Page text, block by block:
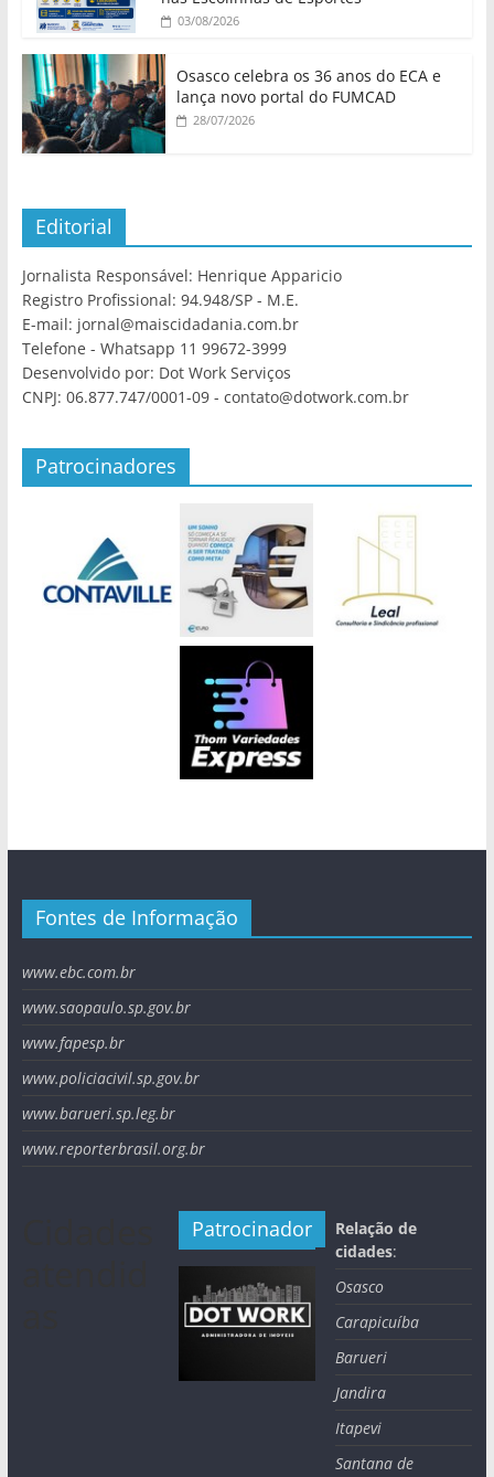
03/08/2026
Osasco celebra os 36 anos do ECA e
lança novo portal do FUMCAD
28/07/2026
Editorial
Jornalista Responsável: Henrique Apparicio
Registro Profissional: 94.948/SP - M.E.
E-mail: jornal@maiscidadania.com.br
Telefone - Whatsapp 11 99672-3999
Desenvolvido por: Dot Work Serviços
CNPJ: 06.877.747/0001-09 - contato@dotwork.com.br
Patrocinadores
Fontes de Informação
www.ebc.com.br
www.saopaulo.sp.gov.br
www.fapesp.br
www.policiacivil.sp.gov.br
www.barueri.sp.leg.br
www.reporterbrasil.org.br
Patrocinador
Relação de
cidades:
Osasco
Carapicuíba
Barueri
Jandira
Itapevi
Santana de